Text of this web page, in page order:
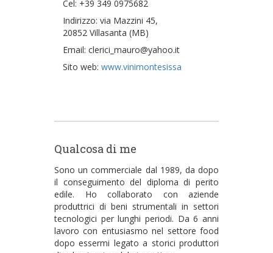
Cel: +39 349 0975682
Indirizzo: via Mazzini 45,
20852 Villasanta (MB)
Email: clerici_mauro@yahoo.it
Sito web: www.vinimontesissa
Qualcosa di me
Sono un commerciale dal 1989, da dopo
il conseguimento del diploma di perito
edile. Ho collaborato con aziende
produttrici di beni strumentali in settori
tecnologici per lunghi periodi. Da 6 anni
lavoro con entusiasmo nel settore food
dopo essermi legato a storici produttori